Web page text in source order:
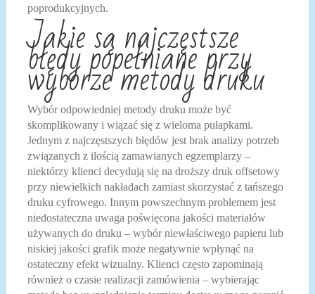
poprodukcyjnych.
Jakie są najczęstsze
błędy popełniane przy
wyborze metody druku
Wybór odpowiedniej metody druku może być
skomplikowany i wiązać się z wieloma pułapkami.
Jednym z najczęstszych błędów jest brak analizy potrzeb
związanych z ilością zamawianych egzemplarzy –
niektórzy klienci decydują się na droższy druk offsetowy
przy niewielkich nakładach zamiast skorzystać z tańszego
druku cyfrowego. Innym powszechnym problemem jest
niedostateczna uwaga poświęcona jakości materiałów
używanych do druku – wybór niewłaściwego papieru lub
niskiej jakości grafik może negatywnie wpłynąć na
ostateczny efekt wizualny. Klienci często zapominają
również o czasie realizacji zamówienia – wybierając